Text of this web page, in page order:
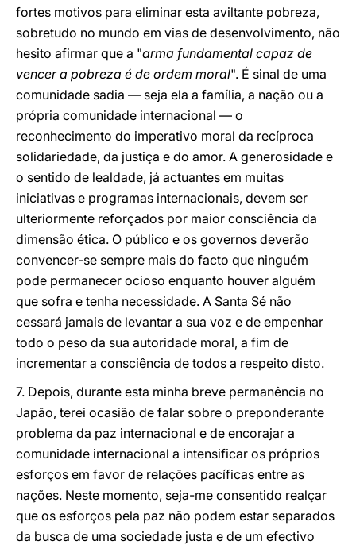
fortes motivos para eliminar esta aviltante pobreza,
sobretudo no mundo em vias de desenvolvimento, não
hesito afirmar que a "arma fundamental capaz de
vencer a pobreza é de ordem moral". É sinal de uma
comunidade sadia — seja ela a família, a nação ou a
própria comunidade internacional — o
reconhecimento do imperativo moral da recíproca
solidariedade, da justiça e do amor. A generosidade e
o sentido de lealdade, já actuantes em muitas
iniciativas e programas internacionais, devem ser
ulteriormente reforçados por maior consciência da
dimensão ética. O público e os governos deverão
convencer-se sempre mais do facto que ninguém
pode permanecer ocioso enquanto houver alguém
que sofra e tenha necessidade. A Santa Sé não
cessará jamais de levantar a sua voz e de empenhar
todo o peso da sua autoridade moral, a fim de
incrementar a consciência de todos a respeito disto.
7. Depois, durante esta minha breve permanência no
Japão, terei ocasião de falar sobre o preponderante
problema da paz internacional e de encorajar a
comunidade internacional a intensificar os próprios
esforços em favor de relações pacíficas entre as
nações. Neste momento, seja-me consentido realçar
que os esforços pela paz não podem estar separados
da busca de uma sociedade justa e de um efectivo